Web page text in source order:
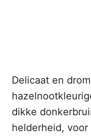
Delicaat en
dikke
helderheid,